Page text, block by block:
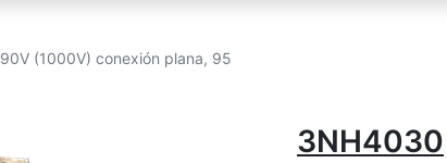
(1000V) conexión plana, 95
3NH4030